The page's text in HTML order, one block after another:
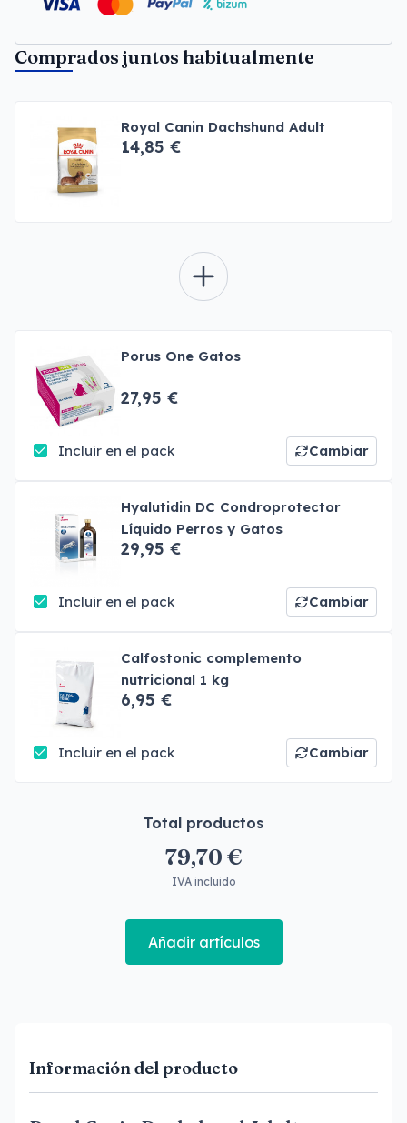
Comprados juntos habitualmente
Royal Canin Dachshund Adult
14,85 €
Porus One Gatos
27,95 €
Incluir en el pack Cambiar
Hyalutidin DC Condroprotector
Líquido Perros y Gatos
29,95 €
Incluir en el pack Cambiar
Calfostonic complemento
nutricional 1 kg
6,95 €
Incluir en el pack Cambiar
Total productos
79,70 €
IVA incluido
Añadir artículos
Información del producto